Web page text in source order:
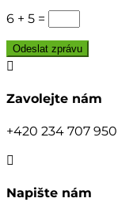
6 + 5 =
Odeslat zprávu

Zavolejte nám
+420 234 707 950

Napište nám